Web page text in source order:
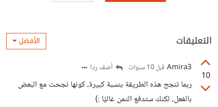
التعليقات الأفضل
10
Amira3 قبل 10 سنوات أضف ردا
ربما تنجح هذه الطريقة بنسبة كبيرة، كونها نجحت مع البعض
بالفعل، لكنك ستدفع الثمن غاليًا :)